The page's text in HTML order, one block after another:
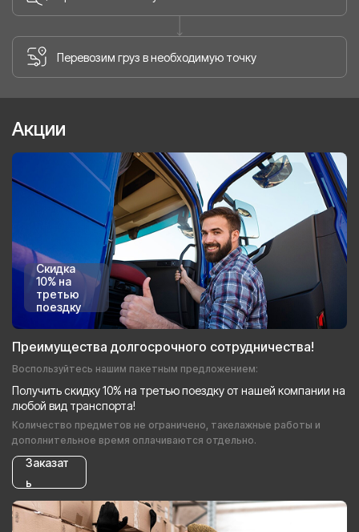
Перевозим груз в необходимую точку
Акции
Скидка
10% на
третью
поездку
Преимущества долгосрочного сотрудничества!
Воспользуйтесь нашим пакетным предложением:
Получить скидку 10% на третью поездку от нашей компании на
любой вид транспорта!
Количество предметов не ограничено, такелажные работы и
дополнительное время оплачиваются отдельно.
Заказат
ь